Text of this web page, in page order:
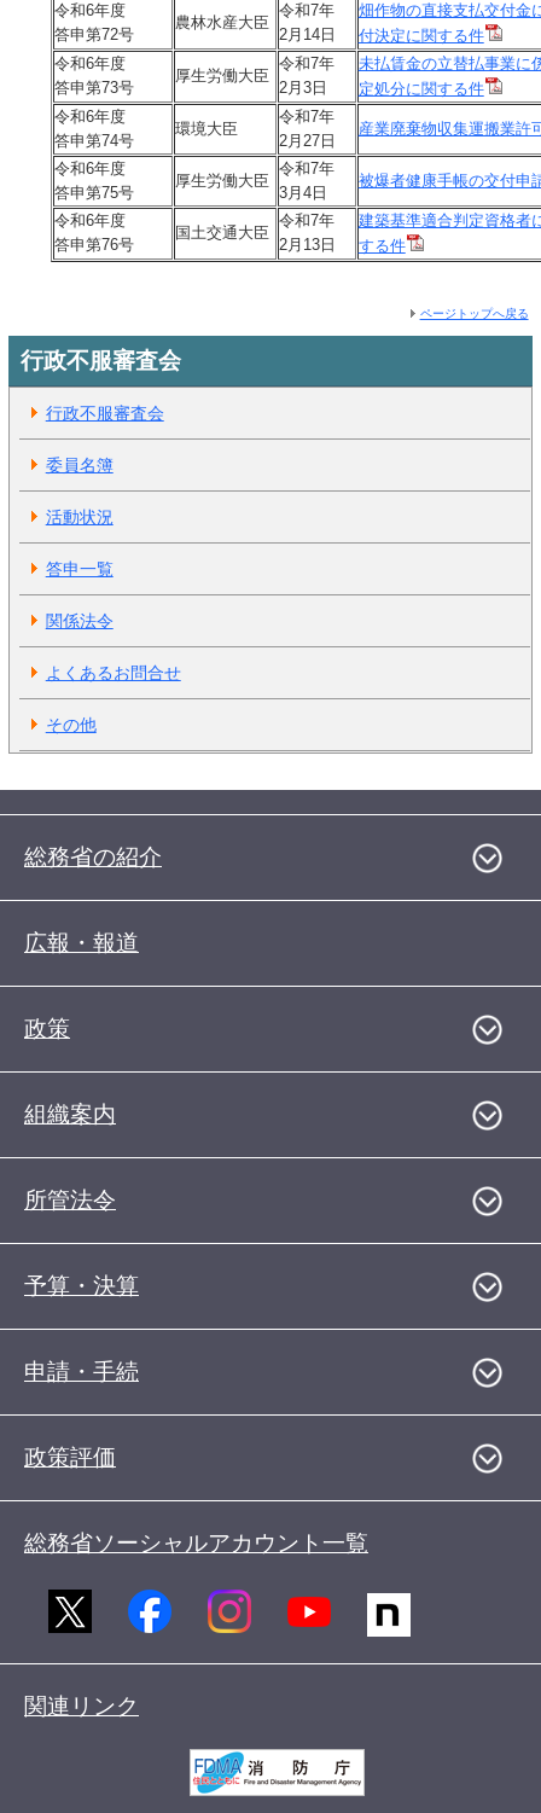
令和6年度
答申第72号
農林水産大臣
令和7年
2月14日
畑作物の直接支払交付金
付決定に関する件
令和6年度
答申第73号
厚生労働大臣
令和7年
2月3日
未払賃金の立替払事業に
定処分に関する件
令和6年度
答申第74号
環境大臣
令和7年
2月27日
産業廃棄物収集運搬業許
令和6年度
答申第75号
厚生労働大臣
令和7年
3月4日
被爆者健康手帳の交付申
令和6年度
答申第76号
国土交通大臣
令和7年
2月13日
建築基準適合判定資格者
する件
ページトップへ戻る
行政不服審査会
行政不服審査会
委員名簿
活動状況
答申一覧
関係法令
よくあるお問合せ
その他
総務省の紹介
広報・報道
政策
組織案内
所管法令
予算・決算
申請・手続
政策評価
総務省ソーシャルアカウント一覧
関連リンク